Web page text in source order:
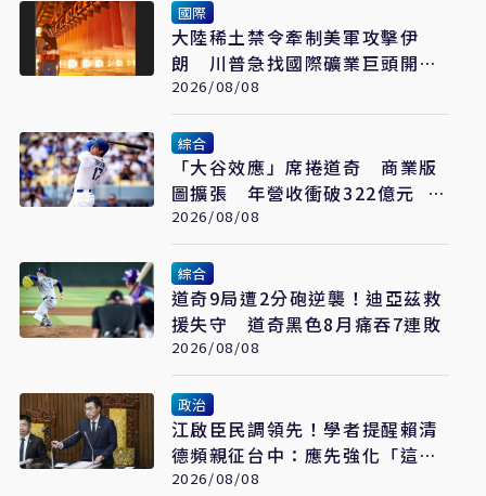
國際
大陸稀土禁令牽制美軍攻擊伊
朗 川普急找國際礦業巨頭開會
反制
2026/08/08
綜合
「大谷效應」席捲道奇 商業版
圖擴張 年營收衝破322億元 只
是起點
2026/08/08
綜合
道奇9局遭2分砲逆襲！迪亞茲救
援失守 道奇黑色8月痛吞7連敗
2026/08/08
政治
江啟臣民調領先！學者提醒賴清
德頻親征台中：應先強化「這部
分」
2026/08/08